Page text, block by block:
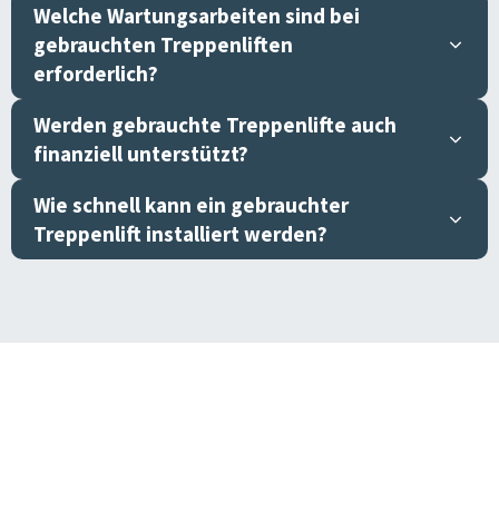
Welche Wartungsarbeiten sind bei
gebrauchten Treppenliften
erforderlich?
Werden gebrauchte Treppenlifte auch
finanziell unterstützt?
Wie schnell kann ein gebrauchter
Treppenlift installiert werden?